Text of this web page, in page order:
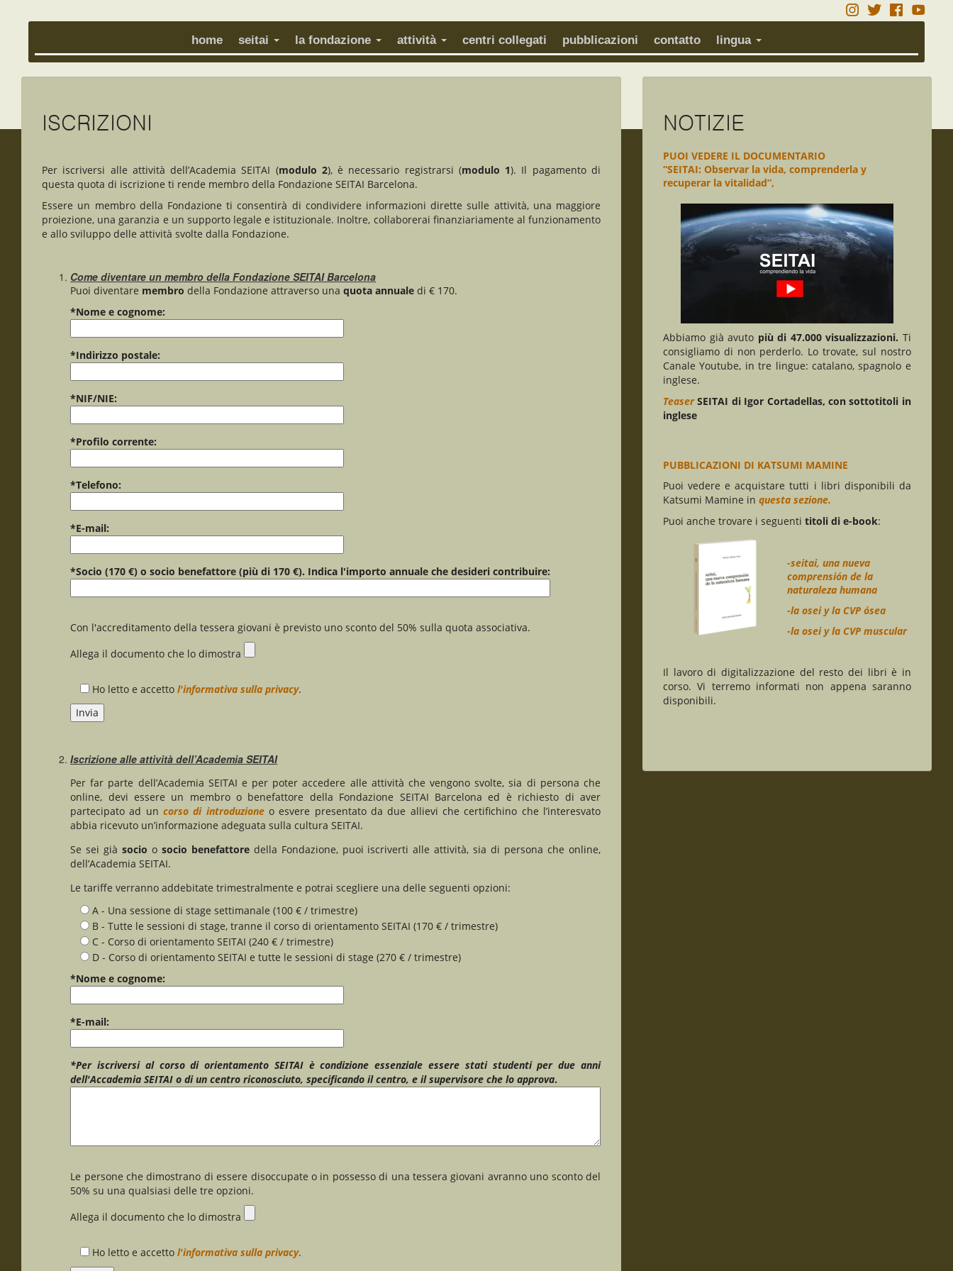
home seitai la fondazione attività centri collegati pubblicazioni contatto lingua
ISCRIZIONI
Per iscriversi alle attività dell’Academia SEITAI (modulo 2), è necessario registrarsi (modulo 1). Il pagamento di
questa quota di iscrizione ti rende membro della Fondazione SEITAI Barcelona.
Essere un membro della Fondazione ti consentirà di condividere informazioni dirette sulle attività, una maggiore
proiezione, una garanzia e un supporto legale e istituzionale. Inoltre, collaborerai finanziariamente al funzionamento
e allo sviluppo delle attività svolte dalla Fondazione.
Come diventare un membro della Fondazione SEITAI Barcelona
Puoi diventare membro della Fondazione attraverso unaquota annuale di € 170.
*Nome e cognome:
*Indirizzo postale:
*NIF/NIE:
*Profilo corrente:
*Telefono:
*E-mail:
*Socio (170 €) o socio benefattore (più di 170 €). Indica l'importo annuale che desideri contribuire:
Con l'accreditamento della tessera giovani è previsto uno sconto del 50% sulla quota associativa.
Allega il documento che lo dimostra
Ho letto e accettol'informativa sulla privacy.
Iscrizione alle attività dell’Academia SEITAI
Per far parte dell’Academia SEITAI e per poter accedere alle attività che vengono svolte, sia di persona che
online, devi essere un membro o benefattore della Fondazione SEITAI Barcelona ed è richiesto di aver
partecipato ad uncorso di introduzioneo esvere presentato da due allievi che certifichino che l’interesvato
abbia ricevuto un’informazione adeguata sulla cultura SEITAI.
Se sei già socio o socio benefattoredella Fondazione, puoi iscriverti alle attività, sia di persona che online,
dell’Academia SEITAI.
Le tariffe verranno addebitate trimestralmente e potrai scegliere una delle seguenti opzioni:
A - Una sessione di stage settimanale (100 € / trimestre)
B - Tutte le sessioni di stage, tranne il corso di orientamento SEITAI (170 € / trimestre)
C - Corso di orientamento SEITAI (240 € / trimestre)
D - Corso di orientamento SEITAI e tutte le sessioni di stage (270 € / trimestre)
*Nome e cognome:
*E-mail:
*Per iscriversi al corso di orientamento SEITAI è condizione essenziale essere stati studenti per due anni
dell'Accademia SEITAI o di un centro riconosciuto, specificando il centro, e il supervisore che lo approva.
Le persone che dimostrano di essere disoccupate o in possesso di una tessera giovani avranno uno sconto del
50% su una qualsiasi delle tre opzioni.
Allega il documento che lo dimostra
Ho letto e accettol'informativa sulla privacy.
NOTIZIE
PUOI VEDERE IL DOCUMENTARIO
“SEITAI: Observar la vida, comprenderla y
recuperar la vitalidad”,
Abbiamo già avuto più di 47.000 visualizzazioni. Ti
consigliamo di non perderlo. Lo trovate, sul nostro
Canale Youtube, in tre lingue: catalano, spagnolo e
inglese.
TeaserSEITAI di Igor Cortadellas, con sottotitoli in
inglese
PUBBLICAZIONI DI KATSUMI MAMINE
Puoi vedere e acquistare tutti i libri disponibili da
Katsumi Mamine in questa sezione.
Puoi anche trovare i seguenti titoli di e-book:
-seitai, una nueva
comprensión de la
naturaleza humana
-la osei y la CVP ósea
-la osei y la CVP muscular
Il lavoro di digitalizzazione del resto dei libri è in
corso. Vi terremo informati non appena saranno
disponibili.